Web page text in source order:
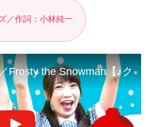
／作詞：小林純一
Frosty the Snowman【♪ク